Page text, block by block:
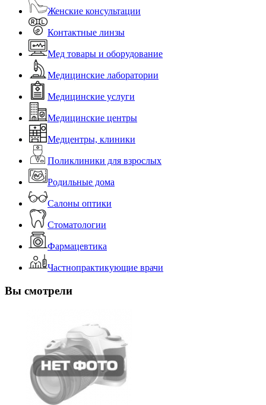
Женские консультации
Контактные линзы
Мед товары и оборудование
Медицинские лаборатории
Медицинские услуги
Медицинские центры
Медцентры, клиники
Поликлиники для взрослых
Родильные дома
Салоны оптики
Стоматологии
Фармацевтика
Частнопрактикующие врачи
Вы смотрели